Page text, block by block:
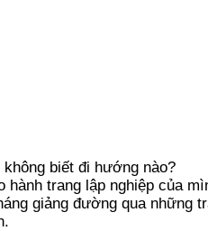
biết đi hướng nào?
hành trang lập nghiệp của
giảng đường qua những